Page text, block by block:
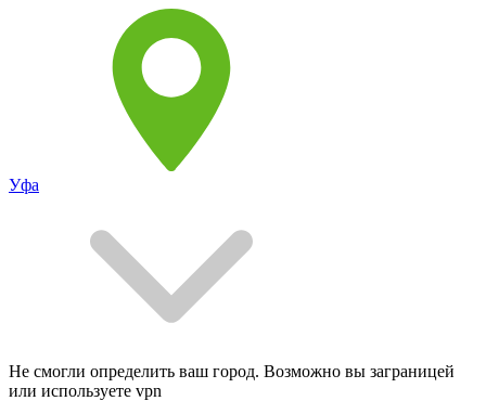
Уфа
Не смогли определить ваш город. Возможно вы заграницей
или используете vpn